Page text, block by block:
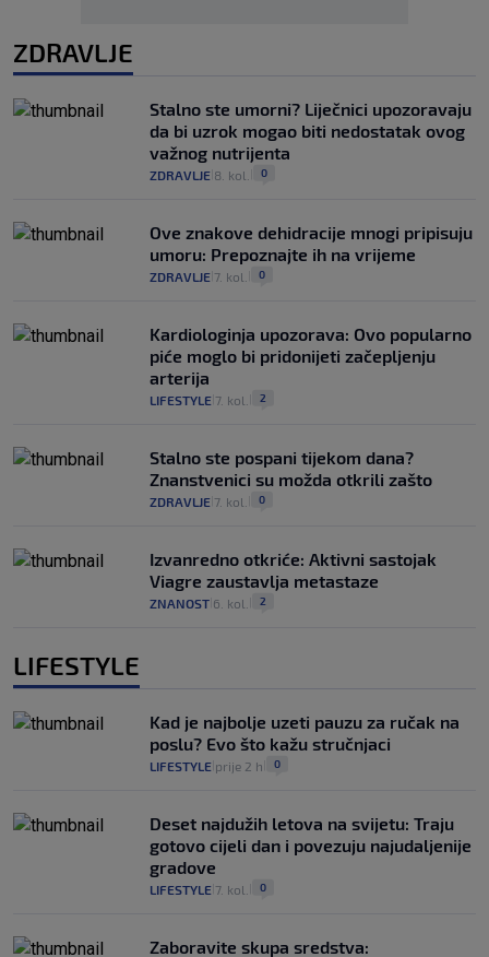
ZDRAVLJE
Stalno ste umorni? Liječnici upozoravaju
da bi uzrok mogao biti nedostatak ovog
važnog nutrijenta
ZDRAVLJE 8. kol. 0
Ove znakove dehidracije mnogi pripisuju
umoru: Prepoznajte ih na vrijeme
ZDRAVLJE 7. kol. 0
Kardiologinja upozorava: Ovo popularno
piće moglo bi pridonijeti začepljenju
arterija
LIFESTYLE 7. kol. 2
Stalno ste pospani tijekom dana?
Znanstvenici su možda otkrili zašto
ZDRAVLJE 7. kol. 0
Izvanredno otkriće: Aktivni sastojak
Viagre zaustavlja metastaze
ZNANOST 6. kol. 2
LIFESTYLE
Kad je najbolje uzeti pauzu za ručak na
poslu? Evo što kažu stručnjaci
LIFESTYLE prije 2 h 0
Deset najdužih letova na svijetu: Traju
gotovo cijeli dan i povezuju najudaljenije
gradove
LIFESTYLE 7. kol. 0
Zaboravite skupa sredstva: